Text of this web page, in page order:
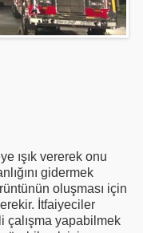
ışık vererek onu
gidermek
oluşması için
İtfaiyeciler
çalışma yapabilmek